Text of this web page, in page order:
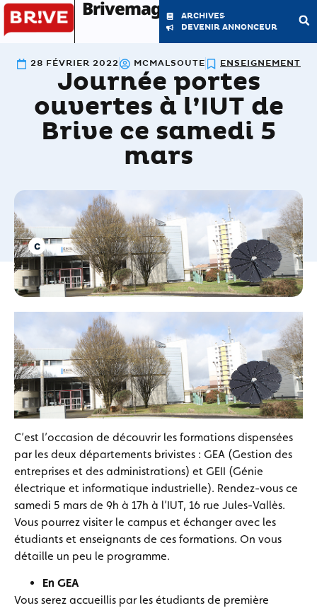
Brivemag'
ARCHIVES
DEVENIR ANNONCEUR
28 FÉVRIER 2022 MCMALSOUTE ENSEIGNEMENT
Journée portes
ouvertes à l’IUT de
Brive ce samedi 5
mars
C’est l’occasion de découvrir les formations dispensées
par les deux départements brivistes : GEA (Gestion des
entreprises et des administrations) et GEII (Génie
électrique et informatique industrielle). Rendez-vous ce
samedi 5 mars de 9h à 17h à l’IUT, 16 rue Jules-Vallès.
Vous pourrez visiter le campus et échanger avec les
étudiants et enseignants de ces formations. On vous
détaille un peu le programme.
En GEA
Vous serez accueillis par les étudiants de première